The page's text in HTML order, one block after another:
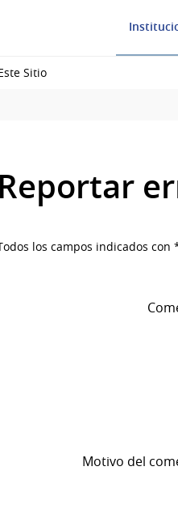
Sitio
Reportar
los campos indicados con
Motivo del